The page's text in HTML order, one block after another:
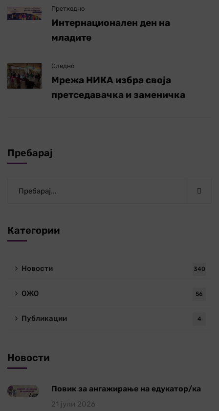
Претходно
Интернационален ден на
младите
Следно
Мрежа НИКА избра своја
претседавачка и заменичка
Пребарај
Категории
Новости 340
ОЖО 56
Публикации 4
Новости
Повик за ангажирање на едукатор/ка
21 јули 2026